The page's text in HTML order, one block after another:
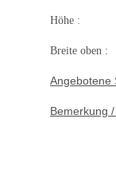
Höhe
Breite
Angebotene
Bemerkung